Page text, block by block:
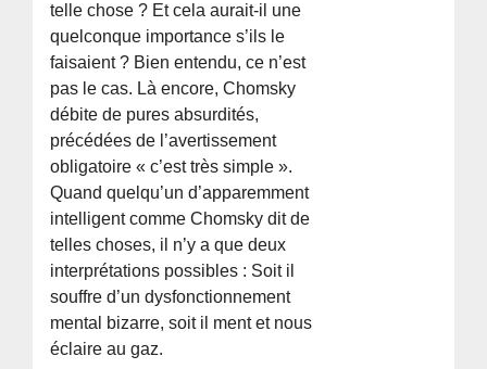
telle chose ? Et cela aurait-il une
quelconque importance s’ils le
faisaient ? Bien entendu, ce n’est
pas le cas. Là encore, Chomsky
débite de pures absurdités,
précédées de l’avertissement
obligatoire « c’est très simple ».
Quand quelqu’un d’apparemment
intelligent comme Chomsky dit de
telles choses, il n’y a que deux
interprétations possibles : Soit il
souffre d’un dysfonctionnement
mental bizarre, soit il ment et nous
éclaire au gaz.